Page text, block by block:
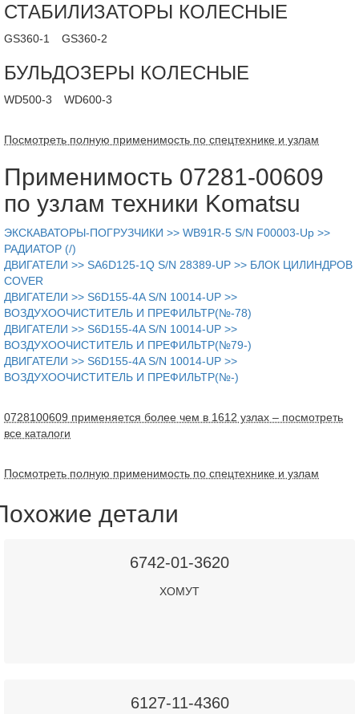
СТАБИЛИЗАТОРЫ КОЛЕСНЫЕ
GS360-1 GS360-2
БУЛЬДОЗЕРЫ КОЛЕСНЫЕ
WD500-3 WD600-3
Посмотреть полную применимость по спецтехнике и узлам
Применимость 07281-00609
по узлам техники Komatsu
ЭКСКАВАТОРЫ-ПОГРУЗЧИКИ >> WB91R-5 S/N F00003-Up >>
РАДИАТОР (/)
ДВИГАТЕЛИ >> SA6D125-1Q S/N 28389-UP >> БЛОК ЦИЛИНДРОВ
COVER
ДВИГАТЕЛИ >> S6D155-4A S/N 10014-UP >>
ВОЗДУХООЧИСТИТЕЛЬ И ПРЕФИЛЬТР(№-78)
ДВИГАТЕЛИ >> S6D155-4A S/N 10014-UP >>
ВОЗДУХООЧИСТИТЕЛЬ И ПРЕФИЛЬТР(№79-)
ДВИГАТЕЛИ >> S6D155-4A S/N 10014-UP >>
ВОЗДУХООЧИСТИТЕЛЬ И ПРЕФИЛЬТР(№-)
0728100609 применяется более чем в 1612 узлах – посмотреть
все каталоги
Посмотреть полную применимость по спецтехнике и узлам
детали
6742-01-3620
ХОМУТ
6127-11-4360